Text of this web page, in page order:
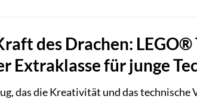
des Drachen:
Extraklasse für junge
das die Kreativität und das